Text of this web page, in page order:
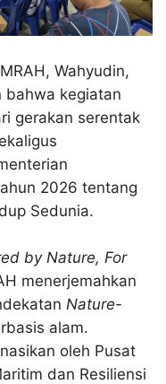
Wahyudin,
bahwa kegiatan
gerakan serentak
2026 tentang
Sedunia.
by Nature, For
menerjemahkan
Nature-
alam.
oleh Pusat
dan Resiliensi